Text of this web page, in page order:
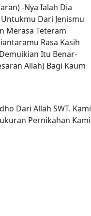
-Nya Ialah Dia
Dari Jenismu
Merasa Teteram
Rasa Kasih
Itu Benar-
Allah) Bagi Kaum
Dari Allah SWT. Kami
Pernikahan Kami